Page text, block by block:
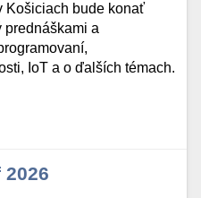
Košiciach bude konať
prednáškami a
IoT a o ďalších témach.